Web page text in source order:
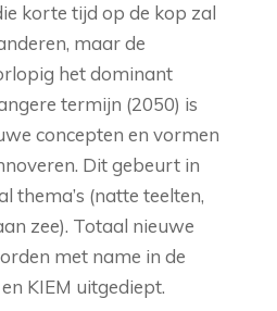
korte tijd op de kop zal
maar de
het dominant
termijn (2050) is
concepten en vormen
Dit gebeurt in
thema’s (natte teelten,
zee). Totaal nieuwe
met name in de
KIEM uitgediept.